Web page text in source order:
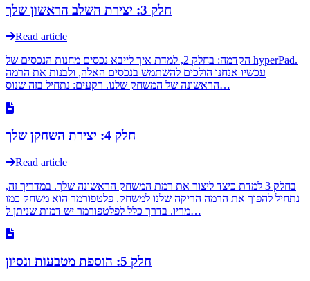
חלק 3: יצירת השלב הראשון שלך
Read article
הקדמה: בחלק 2, למדת איך לייבא נכסים מחנות הנכסים של hyperPad.
עכשיו אנחנו הולכים להשתמש בנכסים האלה, ולבנות את הרמה
הראשונה של המשחק שלנו. רקעים: נתחיל בזה שנוס…
חלק 4: יצירת השחקן שלך
Read article
בחלק 3 למדת כיצד ליצור את רמת המשחק הראשונה שלך. במדריך זה,
נתחיל להפוך את הרמה הריקה שלנו למשחק. פלטפורמר הוא משחק כמו
מריו. בדרך כלל לפלטפורמר יש דמות שניתן ל…
חלק 5: הוספת מטבעות ונסיון